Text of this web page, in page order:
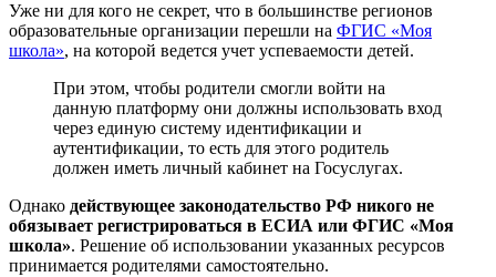
Уже ни для кого не секрет, что в большинстве регионов
образовательные организации перешли на ФГИС «Моя
школа», на которой ведется учет успеваемости детей.
При этом, чтобы родители смогли войти на
данную платформу они должны использовать вход
через единую систему идентификации и
аутентификации, то есть для этого родитель
должен иметь личный кабинет на Госуслугах.
Однако действующее законодательство РФ никого не
обязывает регистрироваться в ЕСИА или ФГИС «Моя
школа». Решение об использовании указанных ресурсов
принимается родителями самостоятельно.